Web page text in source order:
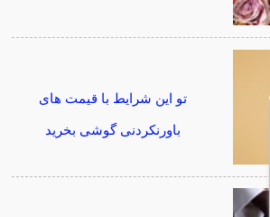
تو این شرایط با قیمت های
باورنکردنی گوشی بخرید